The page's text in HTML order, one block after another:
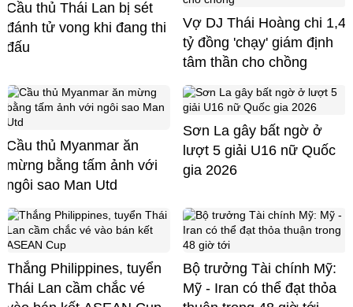
Cầu thủ Thái Lan bị sét
đánh tử vong khi đang thi
đấu
Vợ DJ Thái Hoàng chi 1,4
tỷ đồng 'chạy' giám định
tâm thần cho chồng
Cầu thủ Myanmar ăn
mừng bằng tấm ảnh với
ngôi sao Man Utd
Sơn La gây bất ngờ ở
lượt 5 giải U16 nữ Quốc
gia 2026
Thắng Philippines, tuyển
Thái Lan cầm chắc vé
Bộ trưởng Tài chính Mỹ:
Mỹ - Iran có thể đạt thỏa